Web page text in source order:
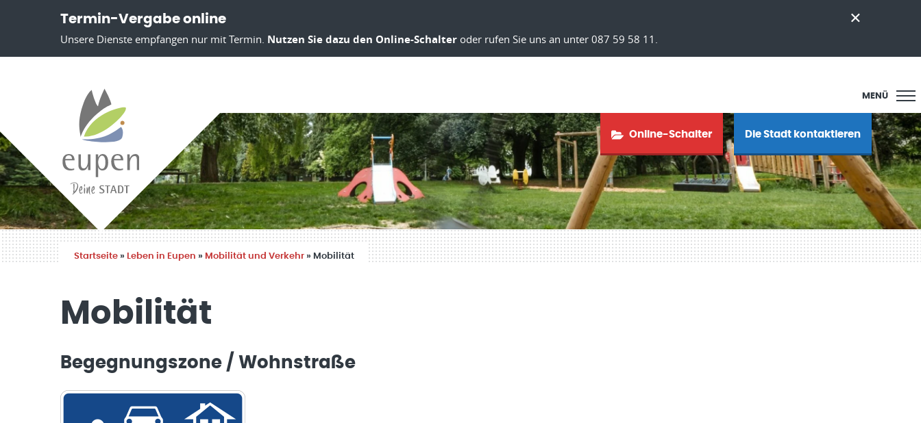
Termin-Vergabe online
Unsere Dienste empfangen nur mit Termin. Nutzen Sie dazu den Online-Schalter oder rufen Sie uns an unter 087 59 58 11.
MENÜ
Online-Schalter Die Stadt kontaktieren
Startseite » Leben in Eupen » Mobilität und Verkehr » Mobilität
Mobilität
Begegnungszone / Wohnstraße